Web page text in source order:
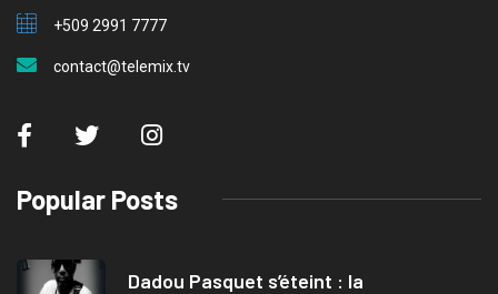
+509 2991 7777
contact@telemix.tv
Popular Posts
Dadou Pasquet s’éteint : la